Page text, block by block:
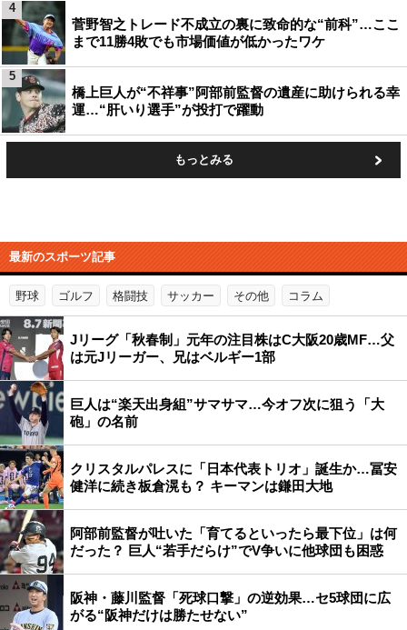
菅野智之トレード不成立の裏に致命的な“前科”…ここ
まで11勝4敗でも市場価値が低かったワケ
4
橋上巨人が“不祥事”阿部前監督の遺産に助けられる幸
運…“肝いり選手”が投打で躍動
5
もっとみる
最新のスポーツ記事
野球 ゴルフ 格闘技 サッカー その他 コラム
Jリーグ「秋春制」元年の注目株はC大阪20歳MF…父
は元Jリーガー、兄はベルギー1部
巨人は“楽天出身組”サマサマ…今オフ次に狙う「大
砲」の名前
クリスタルパレスに「日本代表トリオ」誕生か…冨安
健洋に続き板倉滉も？ キーマンは鎌田大地
阿部前監督が吐いた「育てるといったら最下位」は何
だった？ 巨人“若手だらけ”でV争いに他球団も困惑
阪神・藤川監督「死球口撃」の逆効果…セ5球団に広
がる“阪神だけは勝たせない”